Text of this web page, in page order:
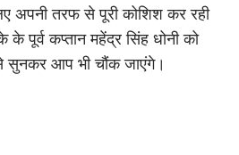
अपनी तरफ से पूरी कोशिश कर रही
पूर्व कप्तान महेंद्र सिंह धोनी को
आप भी चौंक जाएंगे।